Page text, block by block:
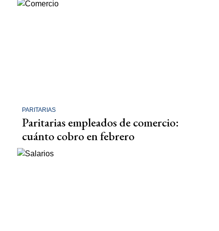
PARITARIAS
Paritarias empleados de comercio:
cuánto cobro en febrero